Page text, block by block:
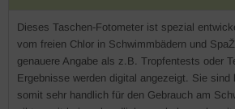
Dieses Taschen-Fotometer ist spezial
vom freien Chlor in Schwimmbädern und
genauere Angabe als z.B. Tropfentests oder
Ergebnisse werden digital angezeigt. Sie sind
somit sehr handlich für den Gebrauch am